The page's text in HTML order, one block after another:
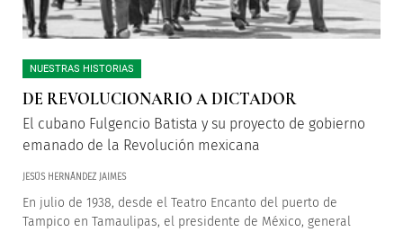
NUESTRAS HISTORIAS
DE REVOLUCIONARIO A DICTADOR
El cubano Fulgencio Batista y su proyecto de gobierno
emanado de la Revolución mexicana
JESÚS HERNÁNDEZ JAIMES
En julio de 1938, desde el Teatro Encanto del puerto de
Tampico en Tamaulipas, el presidente de México, general